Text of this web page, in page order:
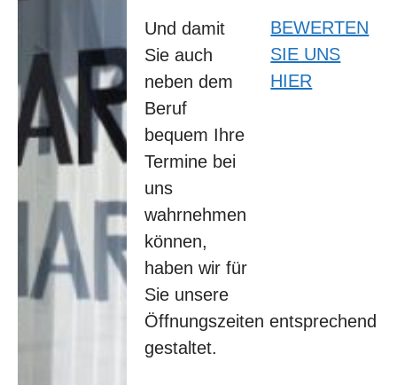
Und damit
Sie auch
neben dem
Beruf
bequem Ihre
Termine bei
uns
wahrnehmen
können,
haben wir für
Sie unsere
Öffnungszeiten entsprechend
gestaltet.
Auto (im
selbst
Kunde und
zu 100%
zufrieden.
Hier wird
man immer
kompetent
und erhält
ung/Beglei
tung wenn
passiert.
Mittlerweil
e habe ich
auch
BEWERTEN
SIE UNS
HIER